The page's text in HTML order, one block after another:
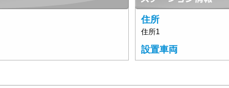
住所
住所1
設置車両